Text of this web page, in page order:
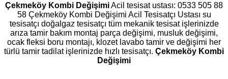
Çekmeköy Kombi DeğişimiAcil tesisat ustası: 0533 505 88
58 Çekmeköy Kombi Değişimi Acil Tesisatçı Ustası su
tesisatçı doğalgaz tesisatçı tüm mekanik tesisat işlerinizde
arıza tamir bakım montaj parça değişimi, musluk değişimi,
ocak fleksi boru montajı, klozet lavabo tamir ve değişimi her
türlü tamir tadilat işlerinizde hızlı tesisatçı. Çekmeköy Kombi
Değişimi